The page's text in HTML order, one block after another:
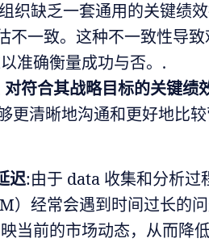
织缺乏一套通用的关键绩
不一致。这种不一致性导
准确衡量成功与否。.
对符合其战略目标的关键绩
更清晰地沟通和更好地比
迟:由于 data 收集和分析过
）经常会遇到时间过长的
当前的市场动态，从而降